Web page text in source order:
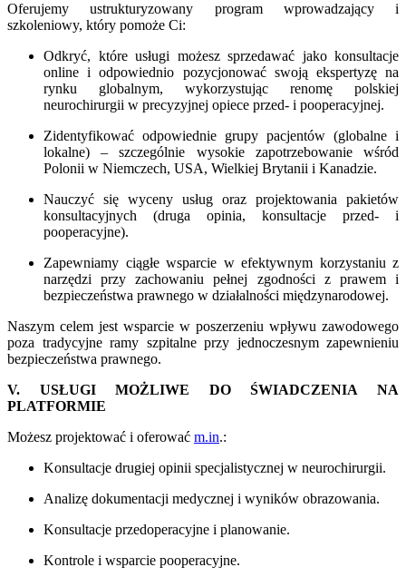
Oferujemy ustrukturyzowany program wprowadzający i
szkoleniowy, który pomoże Ci:
Odkryć, które usługi możesz sprzedawać jako konsultacje
online i odpowiednio pozycjonować swoją ekspertyzę na
rynku globalnym, wykorzystując renomę polskiej
neurochirurgii w precyzyjnej opiece przed- i pooperacyjnej.
Zidentyfikować odpowiednie grupy pacjentów (globalne i
lokalne) – szczególnie wysokie zapotrzebowanie wśród
Polonii w Niemczech, USA, Wielkiej Brytanii i Kanadzie.
Nauczyć się wyceny usług oraz projektowania pakietów
konsultacyjnych (druga opinia, konsultacje przed- i
pooperacyjne).
Zapewniamy ciągłe wsparcie w efektywnym korzystaniu z
narzędzi przy zachowaniu pełnej zgodności z prawem i
bezpieczeństwa prawnego w działalności międzynarodowej.
Naszym celem jest wsparcie w poszerzeniu wpływu zawodowego
poza tradycyjne ramy szpitalne przy jednoczesnym zapewnieniu
bezpieczeństwa prawnego.
V. USŁUGI MOŻLIWE DO ŚWIADCZENIA NA
PLATFORMIE
Możesz projektować i oferować m.in.:
Konsultacje drugiej opinii specjalistycznej w neurochirurgii.
Analizę dokumentacji medycznej i wyników obrazowania.
Konsultacje przedoperacyjne i planowanie.
Kontrole i wsparcie pooperacyjne.